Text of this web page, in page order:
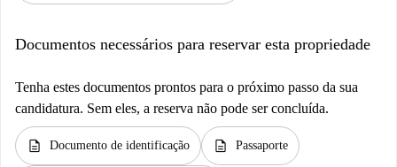
Documentos necessários para reservar esta propriedade
Tenha estes documentos prontos para o próximo passo da sua
candidatura. Sem eles, a reserva não pode ser concluída.
description Documento de identificação description Passaporte